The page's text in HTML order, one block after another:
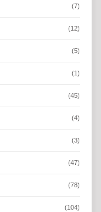
(7)
(12)
(5)
(1)
(45)
(4)
(3)
(47)
(78)
(104)